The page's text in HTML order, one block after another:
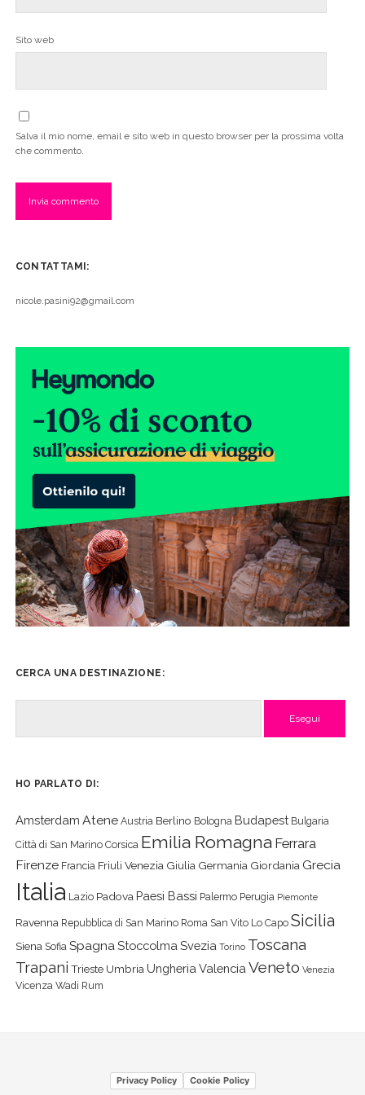
Sito web
Salva il mio nome, email e sito web in questo browser per la prossima volta
che commento.
CONTATTAMI:
nicole.pasini92@gmail.com
CERCA UNA DESTINAZIONE:
HO PARLATO DI:
Amsterdam Atene Austria Berlino Bologna Budapest Bulgaria
Città di San Marino Corsica Emilia Romagna Ferrara
Firenze Francia Friuli Venezia Giulia Germania Giordania Grecia
Italia Lazio Padova Paesi Bassi Palermo Perugia Piemonte
Ravenna Repubblica di San Marino Roma San Vito Lo Capo Sicilia
Siena Sofia Spagna Stoccolma Svezia Torino Toscana
Trapani Trieste Umbria Ungheria Valencia Veneto Venezia
Vicenza Wadi Rum
Privacy Policy Cookie Policy